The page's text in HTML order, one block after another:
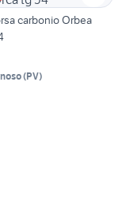
carbonio Orbea
(PV)